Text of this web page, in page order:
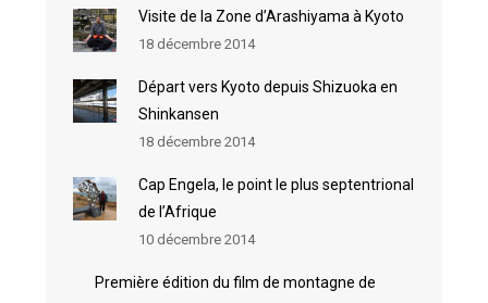
Visite de la Zone d’Arashiyama à Kyoto
18 décembre 2014
Départ vers Kyoto depuis Shizuoka en
Shinkansen
18 décembre 2014
Cap Engela, le point le plus septentrional
de l’Afrique
10 décembre 2014
Première édition du film de montagne de